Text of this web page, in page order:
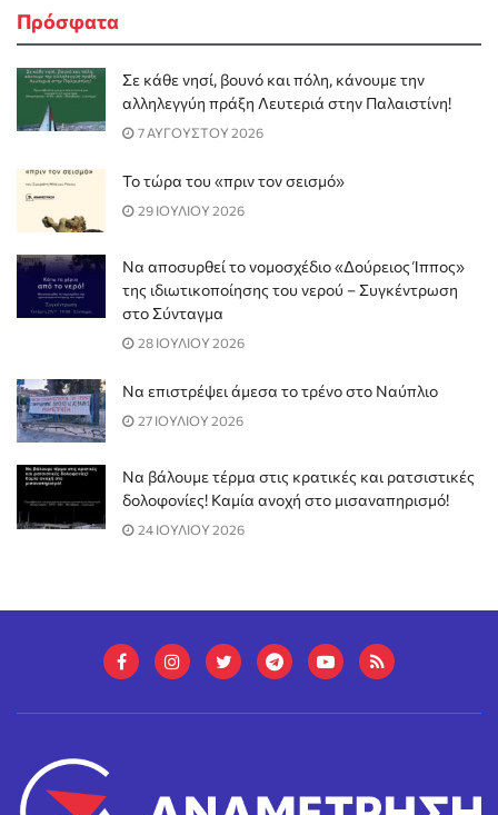
Πρόσφατα
Σε κάθε νησί, βουνό και πόλη, κάνουμε την
αλληλεγγύη πράξη Λευτεριά στην Παλαιστίνη!
7 ΑΥΓΟΥΣΤΟΥ 2026
Το τώρα του «πριν τον σεισμό»
29 ΙΟΥΛΙΟΥ 2026
Να αποσυρθεί το νομοσχέδιο «Δούρειος Ίππος»
της ιδιωτικοποίησης του νερού – Συγκέντρωση
στο Σύνταγμα
28 ΙΟΥΛΙΟΥ 2026
Να επιστρέψει άμεσα το τρένο στο Ναύπλιο
27 ΙΟΥΛΙΟΥ 2026
Να βάλουμε τέρμα στις κρατικές και ρατσιστικές
δολοφονίες! Καμία ανοχή στο μισαναπηρισμό!
24 ΙΟΥΛΙΟΥ 2026